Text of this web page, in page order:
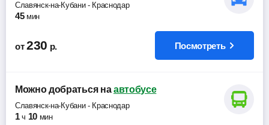
Славянск-на-Кубани- Краснодар
45 мин
от 230 р. Посмотреть
Можно добратьсяна автобусе
Славянск-на-Кубани- Краснодар
1 ч 10 мин